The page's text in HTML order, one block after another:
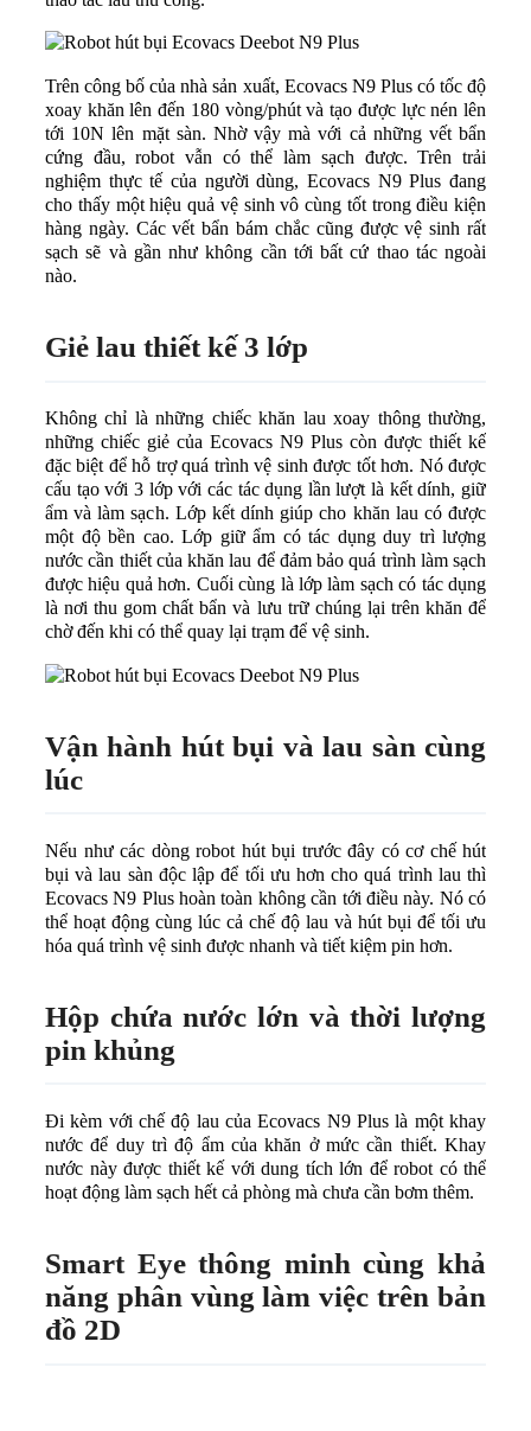
Trên công bố của nhà sản xuất, Ecovacs N9 Plus có tốc độ
xoay khăn lên đến 180 vòng/phút và tạo được lực nén lên
tới 10N lên mặt sàn. Nhờ vậy mà với cả những vết bẩn
cứng đầu, robot vẫn có thể làm sạch được. Trên trải
nghiệm thực tế của người dùng, Ecovacs N9 Plus đang
cho thấy một hiệu quả vệ sinh vô cùng tốt trong điều kiện
hàng ngày. Các vết bẩn bám chắc cũng được vệ sinh rất
sạch sẽ và gần như không cần tới bất cứ thao tác ngoài
nào.
Giẻ lau thiết kế 3 lớp
Không chỉ là những chiếc khăn lau xoay thông thường,
những chiếc giẻ của Ecovacs N9 Plus còn được thiết kế
đặc biệt để hỗ trợ quá trình vệ sinh được tốt hơn. Nó được
cấu tạo với 3 lớp với các tác dụng lần lượt là kết dính, giữ
ẩm và làm sạch. Lớp kết dính giúp cho khăn lau có được
một độ bền cao. Lớp giữ ẩm có tác dụng duy trì lượng
nước cần thiết của khăn lau để đảm bảo quá trình làm sạch
được hiệu quả hơn. Cuối cùng là lớp làm sạch có tác dụng
là nơi thu gom chất bẩn và lưu trữ chúng lại trên khăn để
chờ đến khi có thể quay lại trạm để vệ sinh.
Vận hành hút bụi và lau sàn cùng
lúc
Nếu như các dòng robot hút bụi trước đây có cơ chế hút
bụi và lau sàn độc lập để tối ưu hơn cho quá trình lau thì
Ecovacs N9 Plus hoàn toàn không cần tới điều này. Nó có
thể hoạt động cùng lúc cả chế độ lau và hút bụi để tối ưu
hóa quá trình vệ sinh được nhanh và tiết kiệm pin hơn.
Hộp chứa nước lớn và thời lượng
pin khủng
Đi kèm với chế độ lau của Ecovacs N9 Plus là một khay
nước để duy trì độ ẩm của khăn ở mức cần thiết. Khay
nước này được thiết kế với dung tích lớn để robot có thể
hoạt động làm sạch hết cả phòng mà chưa cần bơm thêm.
Smart Eye thông minh cùng khả
năng phân vùng làm việc trên bản
đồ 2D